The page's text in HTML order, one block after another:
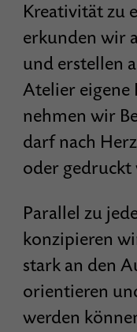
Kreativität zu
erkunden wir
und erstellen
Atelier eigene
nehmen wir
darf nach
oder gedruckt
Parallel zu
konzipieren
stark an den
orientieren
werden